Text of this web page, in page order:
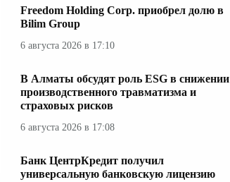
Freedom Holding Corp. приобрел долю в
Bilim Group
6 августа 2026 в 17:10
В Алматы обсудят роль ESG в снижении
производственного травматизма и
страховых рисков
6 августа 2026 в 17:08
Банк ЦентрКредит получил
универсальную банковскую лицензию